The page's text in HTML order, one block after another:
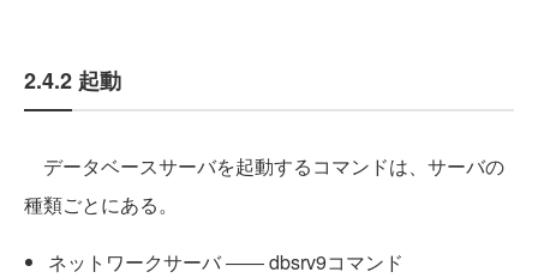
2.4.2 起動
データベースサーバを起動するコマンドは、サーバの
種類ごとにある。
ネットワークサーバ ―― dbsrv9コマンド